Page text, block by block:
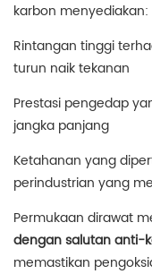
karbon menyediakan:
Rintangan tinggi
turun naik tekanan
Prestasi pengedap
jangka panjang
Ketahanan yang
perindustrian yang
Permukaan dirawat
dengan salutan anti-
memastikan